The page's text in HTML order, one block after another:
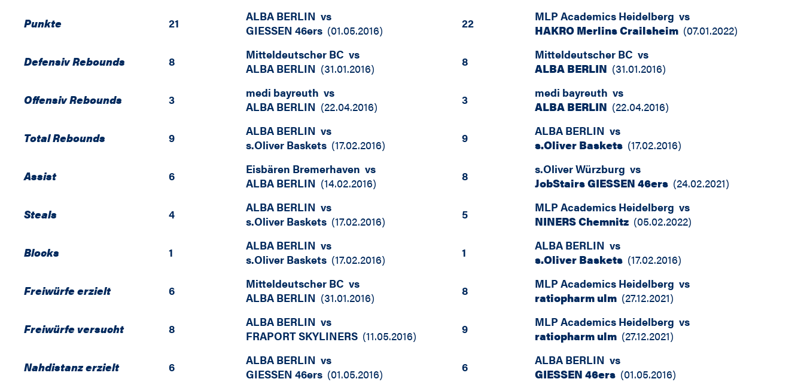
Punkte 21 ALBA BERLIN vs
GIESSEN 46ers (01.05.2016) 22 MLP Academics Heidelberg vs
HAKRO Merlins Crailsheim (07.01.2022)
Defensiv Rebounds 8 Mitteldeutscher BC vs
ALBA BERLIN (31.01.2016) 8 Mitteldeutscher BC vs
ALBA BERLIN (31.01.2016)
Offensiv Rebounds 3 medi bayreuth vs
ALBA BERLIN (22.04.2016) 3 medi bayreuth vs
ALBA BERLIN (22.04.2016)
Total Rebounds 9 ALBA BERLIN vs
s.Oliver Baskets (17.02.2016) 9 ALBA BERLIN vs
s.Oliver Baskets (17.02.2016)
Assist 6 Eisbären Bremerhaven vs
ALBA BERLIN (14.02.2016) 8 s.Oliver Würzburg vs
JobStairs GIESSEN 46ers (24.02.2021)
Steals 4 ALBA BERLIN vs
s.Oliver Baskets (17.02.2016) 5 MLP Academics Heidelberg vs
NINERS Chemnitz (05.02.2022)
Blocks 1 ALBA BERLIN vs
s.Oliver Baskets (17.02.2016) 1 ALBA BERLIN vs
s.Oliver Baskets (17.02.2016)
Freiwürfe erzielt 6 Mitteldeutscher BC vs
ALBA BERLIN (31.01.2016) 8 MLP Academics Heidelberg vs
ratiopharm ulm (27.12.2021)
Freiwürfe versucht 8 ALBA BERLIN vs
FRAPORT SKYLINERS (11.05.2016) 9 MLP Academics Heidelberg vs
ratiopharm ulm (27.12.2021)
Nahdistanz erzielt 6 ALBA BERLIN vs
GIESSEN 46ers (01.05.2016) 6 ALBA BERLIN vs
GIESSEN 46ers (01.05.2016)